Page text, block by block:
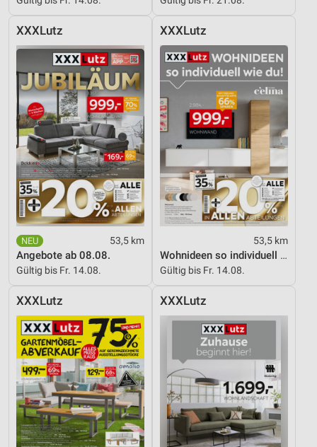
XXXLutz
53,5 km
Angebote ab 08.08.
Gültig bis Fr. 14.08.
XXXLutz
53,5 km
Wohnideen so individuell wie du!
Gültig bis Fr. 14.08.
XXXLutz XXXLutz